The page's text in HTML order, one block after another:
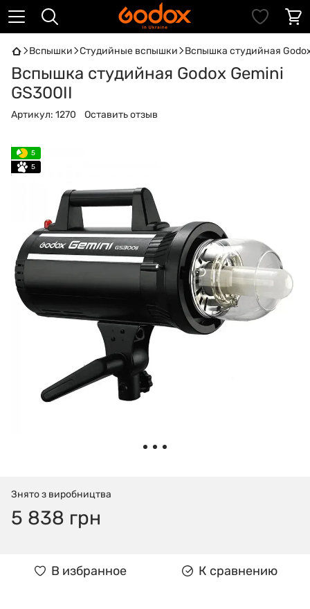
Вспышки Студийные вспышки Вспышка студийная
Вспышка студийная Godox Gemini
GS300II
Артикул: 1270 Оставить отзыв
5
5
Знято з виробництва
5 838 грн
В избранное К сравнению